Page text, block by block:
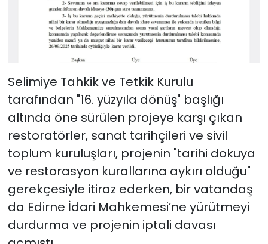
Selimiye Tahkik ve Tetkik Kurulu
tarafından "16. yüzyıla dönüş" başlığı
altında öne sürülen projeye karşı çıkan
restoratörler, sanat tarihçileri ve sivil
toplum kuruluşları, projenin "tarihi dokuya
ve restorasyon kurallarına aykırı olduğu"
gerekçesiyle itiraz ederken, bir vatandaş
da Edirne İdari Mahkemesi’ne yürütmeyi
durdurma ve projenin iptali davası